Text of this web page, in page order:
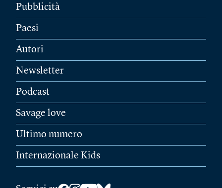
Pubblicità
Paesi
Autori
Newsletter
Podcast
Savage love
Ultimo numero
Internazionale Kids